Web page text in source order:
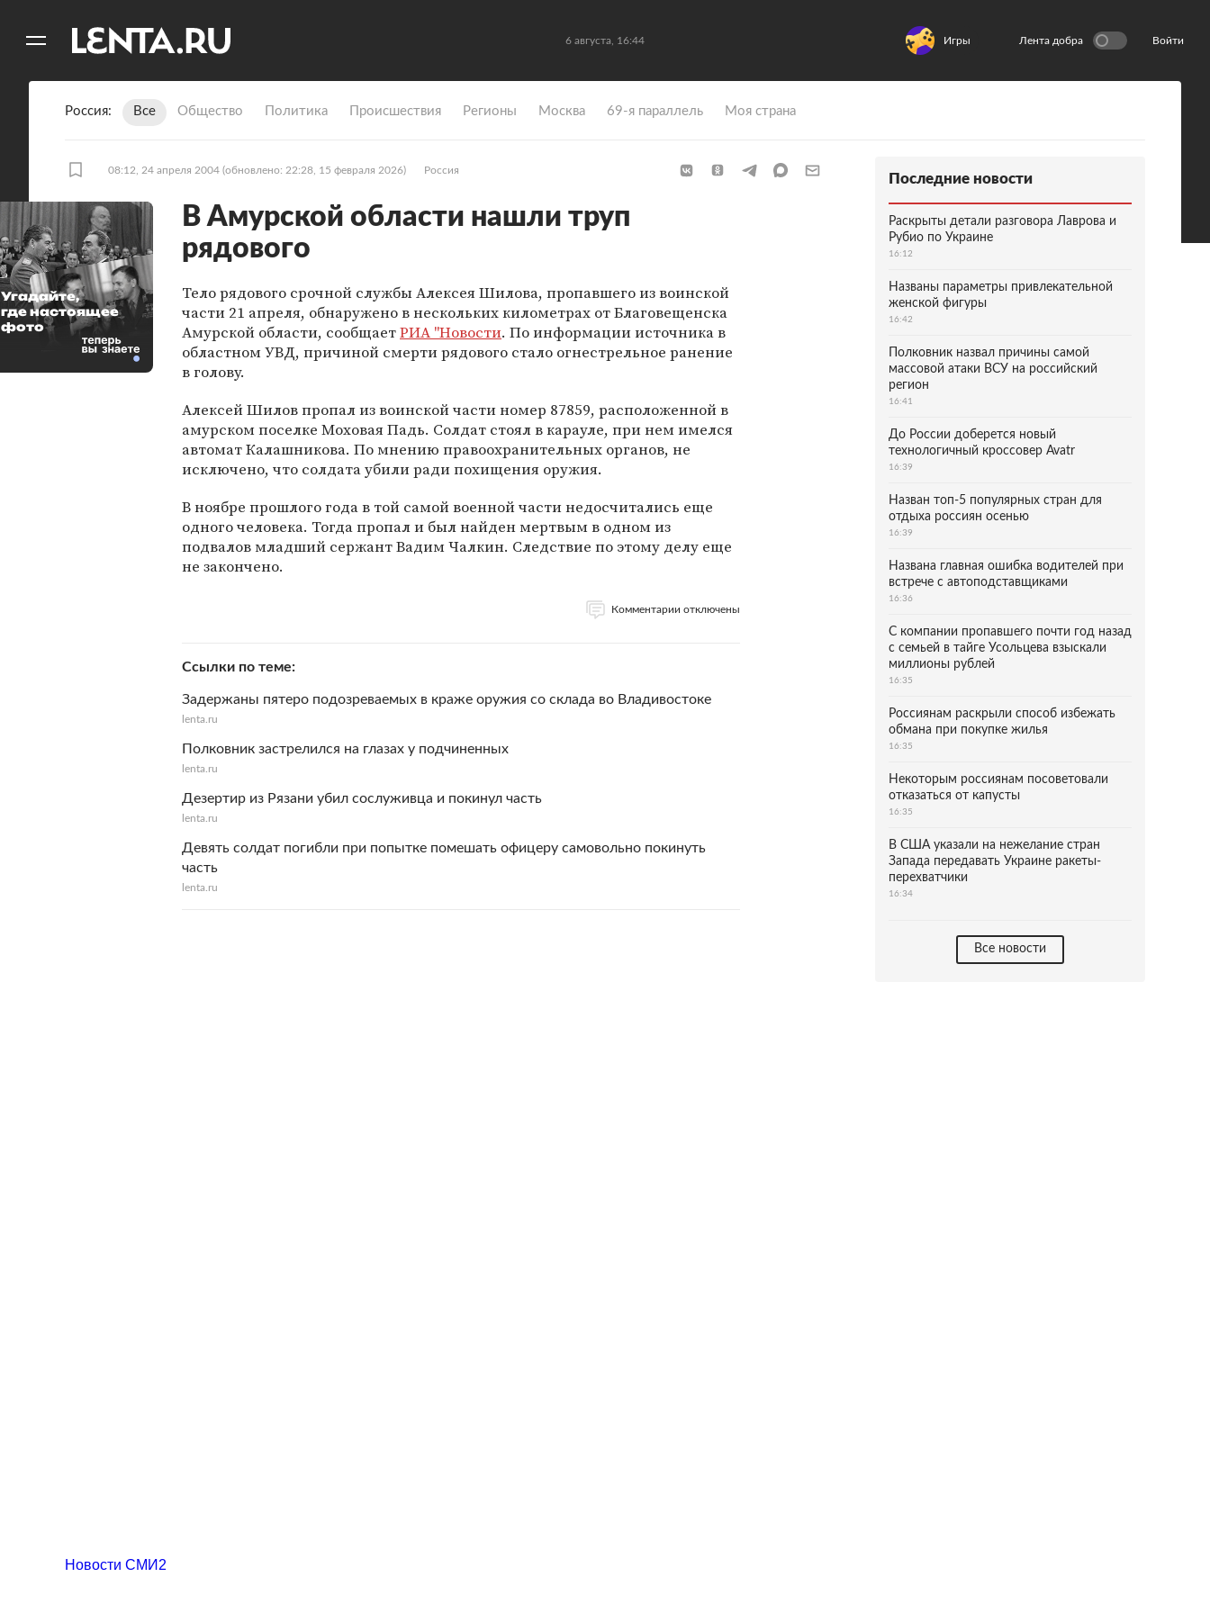
6 августа, 16:44 Игры Лента добра Войти
Россия Все Общество Политика Происшествия Регионы Москва 69-я параллель Моя страна
08:12, 24 апреля 2004 (обновлено: 22:28, 15 февраля 2026) Россия
В Амурской области нашли труп
рядового
Тело рядового срочной службы Алексея Шилова, пропавшего из воинской
части 21 апреля, обнаружено в нескольких километрах от Благовещенска
Амурской области, сообщаетРИА "Новости. По информации источника в
областном УВД, причиной смерти рядового стало огнестрельное ранение
в голову.
Алексей Шилов пропал из воинской части номер 87859, расположенной в
амурском поселке Моховая Падь. Солдат стоял в карауле, при нем имелся
автомат Калашникова. По мнению правоохранительных органов, не
исключено, что солдата убили ради похищения оружия.
В ноябре прошлого года в той самой военной части недосчитались еще
одного человека. Тогда пропал и был найден мертвым в одном из
подвалов младший сержант Вадим Чалкин. Следствие по этому делу еще
не закончено.
Комментарии отключены
Ссылки по теме
Задержаны пятеро подозреваемых в краже оружия со склада во Владивостоке
lenta.ru
Полковник застрелился на глазах у подчиненных
lenta.ru
Дезертир из Рязани убил сослуживца и покинул часть
lenta.ru
Девять солдат погибли при попытке помешать офицеру самовольно покинуть
часть
lenta.ru
Угадайте,
где настоящее
фото
Последние новости
Раскрыты детали разговора Лаврова и
Рубио по Украине
16:12
Названы параметры привлекательной
женской фигуры
16:42
Полковник назвал причины самой
массовой атаки ВСУ на российский
регион
16:41
До России доберется новый
технологичный кроссовер Avatr
16:39
Назван топ-5 популярных стран для
отдыха россиян осенью
16:39
Названа главная ошибка водителей при
встрече с автоподставщиками
16:36
С компании пропавшего почти год назад
с семьей в тайге Усольцева взыскали
миллионы рублей
16:35
Россиянам раскрыли способ избежать
обмана при покупке жилья
16:35
Некоторым россиянам посоветовали
отказаться от капусты
16:35
В США указали на нежелание стран
Запада передавать Украине ракеты-
перехватчики
16:34
Все новости
Новости СМИ2